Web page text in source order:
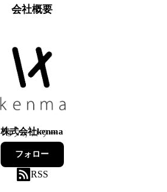
会社概要
株式会社kenma
3フォロワー
フォロー
RSS